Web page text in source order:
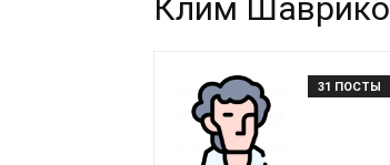
Клим
31 ПОСТЫ